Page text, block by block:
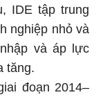
IDE tập trung
nghiệp nhỏ và
và áp lực
tăng.
đoạn 2014–